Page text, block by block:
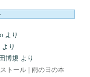
より
より
博規 より
トール | 雨の日の本